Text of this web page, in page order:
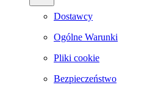
Dostawcy
Ogólne Warunki
Pliki cookie
Bezpieczeństwo